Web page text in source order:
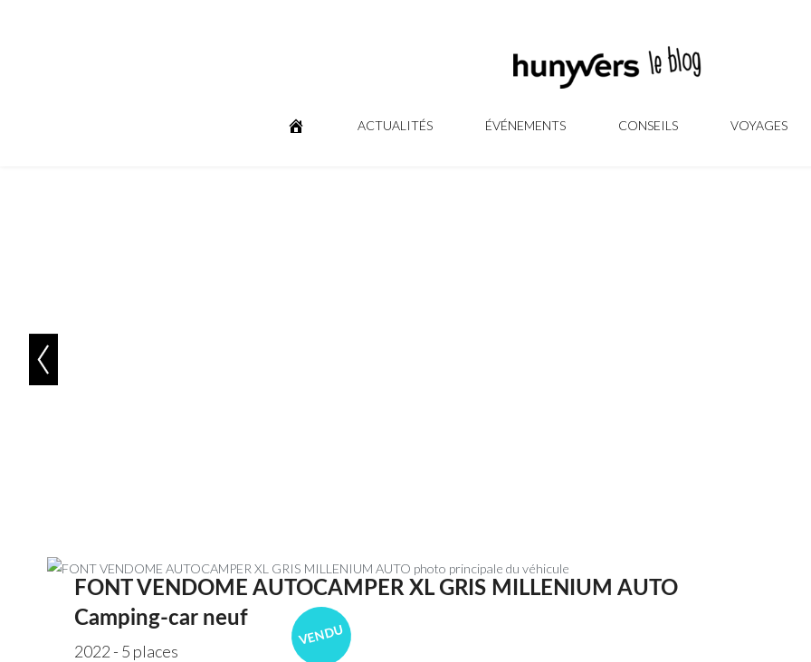
ACTUALITÉS ÉVÉNEMENTS CONSEILS VOYAGES
VENDU
FONT VENDOME AUTOCAMPER XL GRIS MILLENIUM AUTO
Camping-car neuf
2022 - 5 places